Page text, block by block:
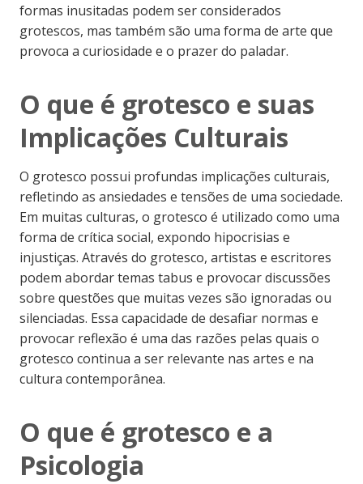
formas inusitadas podem ser considerados
grotescos, mas também são uma forma de arte que
provoca a curiosidade e o prazer do paladar.
O que é grotesco e suas
Implicações Culturais
O grotesco possui profundas implicações culturais,
refletindo as ansiedades e tensões de uma sociedade.
Em muitas culturas, o grotesco é utilizado como uma
forma de crítica social, expondo hipocrisias e
injustiças. Através do grotesco, artistas e escritores
podem abordar temas tabus e provocar discussões
sobre questões que muitas vezes são ignoradas ou
silenciadas. Essa capacidade de desafiar normas e
provocar reflexão é uma das razões pelas quais o
grotesco continua a ser relevante nas artes e na
cultura contemporânea.
O que é grotesco e a
Psicologia